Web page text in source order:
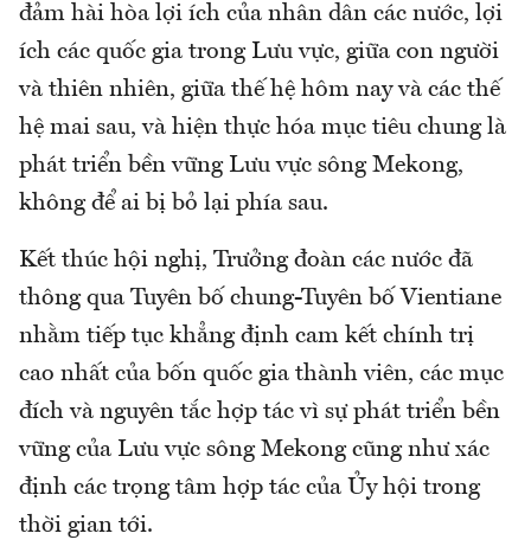
đảm hài hòa lợi ích của nhân dân các nước, lợi
ích các quốc gia trong Lưu vực, giữa con người
và thiên nhiên, giữa thế hệ hôm nay và các thế
hệ mai sau, và hiện thực hóa mục tiêu chung là
phát triển bền vững Lưu vực sông Mekong,
không để ai bị bỏ lại phía sau.
Kết thúc hội nghị, Trưởng đoàn các nước đã
thông qua Tuyên bố chung-Tuyên bố Vientiane
nhằm tiếp tục khẳng định cam kết chính trị
cao nhất của bốn quốc gia thành viên, các mục
đích và nguyên tắc hợp tác vì sự phát triển bền
vững của Lưu vực sông Mekong cũng như xác
định các trọng tâm hợp tác của Ủy hội trong
thời gian tới.